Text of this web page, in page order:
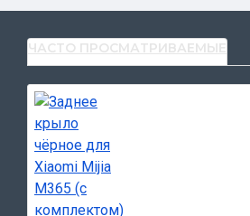
ЧАСТО ПРОСМАТРИВАЕМЫЕ